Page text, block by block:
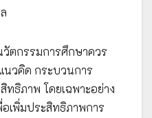
ตกรรมการศึกษาควร
นวคิด กระบวนการ
ธิภาพ โดยเฉพาะอย่าง
อเพิ่มประสิทธิภาพการ